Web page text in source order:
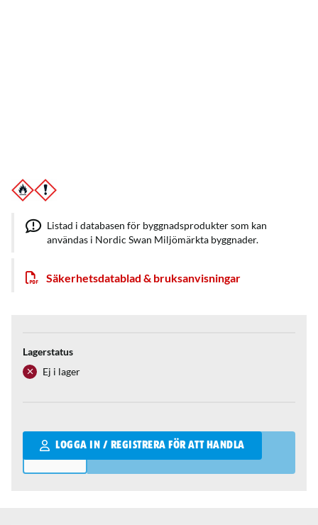
Listad i databasen för byggnadsprodukter som kan
användas i Nordic Swan Miljömärkta byggnader.
Säkerhetsdatablad & bruksanvisningar
Lagerstatus
Ej i lager
LOGGA IN / REGISTRERA FÖR ATT HANDLA
Qantity